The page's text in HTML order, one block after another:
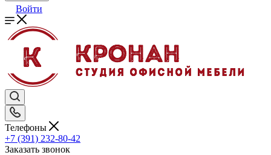
Войти
Телефоны
+7 (391) 232-80-42
Заказать звонок